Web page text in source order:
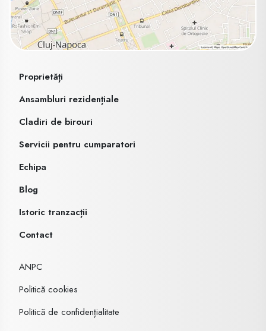
Proprietăți
Ansambluri rezidențiale
Cladiri de birouri
Servicii pentru cumparatori
Echipa
Blog
Istoric tranzacții
Contact
ANPC
Politică cookies
Politică de confidențialitate